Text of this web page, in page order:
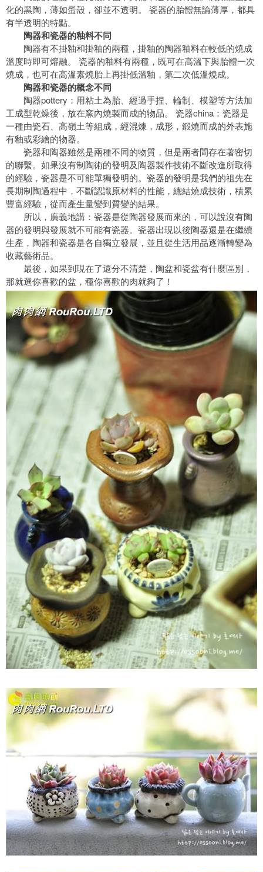
化的黑陶，薄如蛋殼，卻並不透明。 瓷器的胎體無論薄厚，都具
有半透明的特點。
陶器和瓷器的釉料不同
陶器有不掛釉和掛釉的兩種，掛釉的陶器釉料在較低的燒成
溫度時即可熔融。 瓷器的釉料有兩種，既可在高溫下與胎體一次
燒成，也可在高溫素燒胎上再掛低溫釉，第二次低溫燒成。
陶器和瓷器的概念不同
陶器pottery：用粘土為胎、經過手捏、輪制、模塑等方法加
工成型乾燥後，放在窯內燒製而成的物品。 瓷器china：瓷器是
一種由瓷石、高嶺土等組成，經混煉，成形，鍛燒而成的外表施
有釉或彩繪的物器。
瓷器和陶器雖然是兩種不同的物質，但是兩者間存在著密切
的聯繫。如果沒有制陶術的發明及陶器製作技術不斷改進所取得
的經驗，瓷器是不可能單獨發明的。瓷器的發明是我們的祖先在
長期制陶過程中，不斷認識原材料的性能，總結燒成技術，積累
豐富經驗，從而產生量變到質變的結果。
所以，廣義地講：瓷器是從陶器發展而來的，可以說沒有陶
器的發明與發展就不可能有瓷器。瓷器出現以後陶器還是在繼續
生產，陶器和瓷器是各自獨立發展，並且從生活用品逐漸轉變為
收藏藝術品。
最後，如果到現在了還分不清楚，陶盆和瓷盆有什麼區別，
那就選你喜歡的盆，種你喜歡的肉就夠了！